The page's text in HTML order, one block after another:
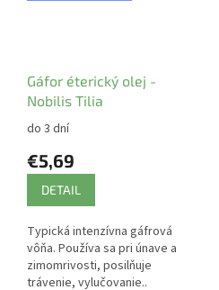
Gáfor éterický olej -
Nobilis Tilia
do 3 dní
€5,69
DETAIL
Typická intenzívna gáfrová
vôňa. Používa sa pri únave a
zimomrivosti, posilňuje
trávenie, vylučovanie..